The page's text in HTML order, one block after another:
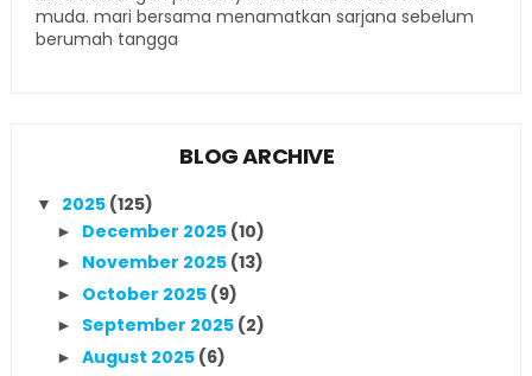
muda. mari bersama menamatkan sarjana sebelum
berumah tangga
BLOG ARCHIVE
▼ 2025 (125)
► December 2025 (10)
► November 2025 (13)
► October 2025 (9)
► September 2025 (2)
► August 2025 (6)